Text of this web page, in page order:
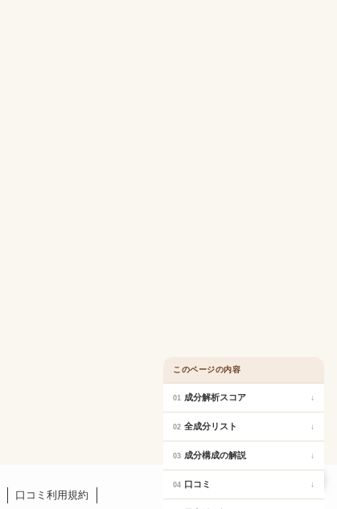
口コミ利用規約
このページの内容
01 成分解析スコア ↓
02 全成分リスト ↓
03 成分構成の解説 ↓
04 口コミ ↓